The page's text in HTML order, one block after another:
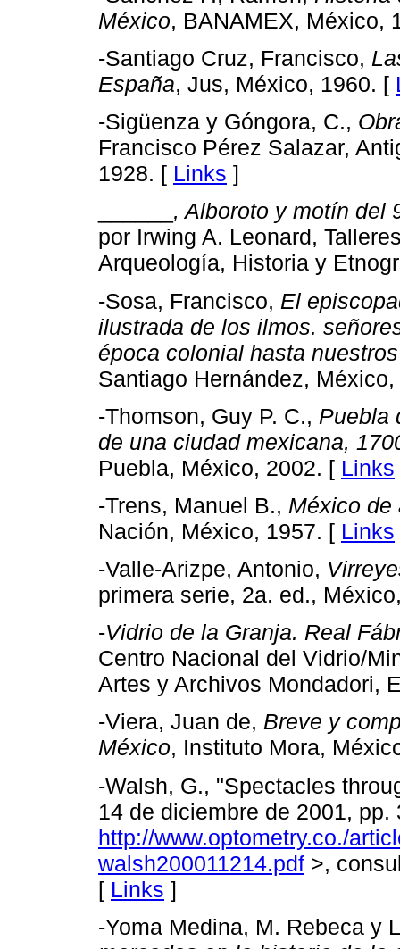
México, BANAMEX, México,
-Santiago Cruz, Francisco,
España, Jus, México, 1960. [
-Sigüenza y Góngora, C.,
Francisco Pérez Salazar,
1928. [ Links ]
, Alboroto y motín del
por Irwing A. Leonard,
Arqueología, Historia y
-Sosa, Francisco, El
ilustrada de los ilmos.
época colonial hasta
Santiago Hernández,
-Thomson, Guy P. C., Puebla
de una ciudad mexicana,
Puebla, México, 2002. [ Links
-Trens, Manuel B., México de
Nación, México, 1957. [ Links
-Valle-Arizpe, Antonio,
primera serie, 2a. ed.,
-Vidrio de la Granja. Real
Centro Nacional del Vidrio/
Artes y Archivos Mondadori,
-Viera, Juan de, Breve y
México, Instituto Mora,
-Walsh, G., "Spectacles
14 de diciembre de 2001,
http://www.optometry.co./
walsh200011214.pdf >,
[ Links ]
-Yoma Medina, M. Rebeca y